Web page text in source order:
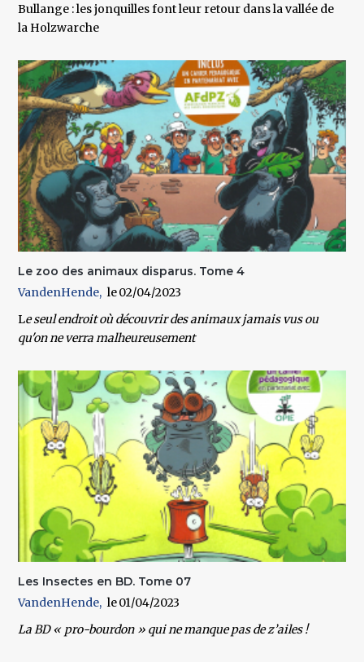
Bullange : les jonquilles font leur retour dans la vallée de
la Holzwarche
Le zoo des animaux disparus. Tome 4
VandenHende
02/04/2023
Le seul endroit où découvrir des animaux jamais vus ou
qu'on ne verra malheureusement
Les Insectes en BD. Tome 07
VandenHende
01/04/2023
La BD « pro-bourdon » qui ne manque pas de z’ailes !